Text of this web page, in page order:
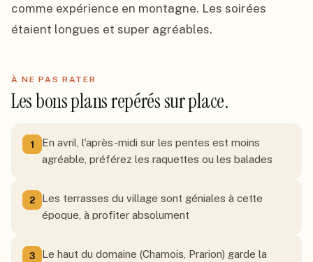
comme expérience en montagne. Les soirées
étaient longues et super agréables.
À NE PAS RATER
Les bons plans repérés sur place.
1
En avril, l'après-midi sur les pentes est moins
agréable, préférez les raquettes ou les balades
2
Les terrasses du village sont géniales à cette
époque, à profiter absolument
3
Le haut du domaine (Chamois, Prarion) garde la